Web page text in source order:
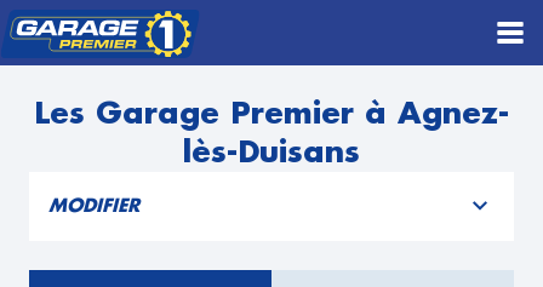
Les Garage Premier à Agnez-
lès-Duisans
MODIFIER